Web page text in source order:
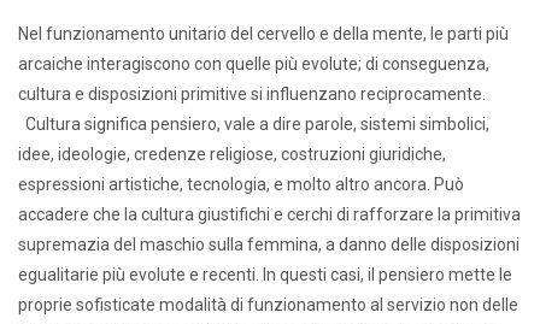
Nel funzionamento unitario del cervello e della mente, le parti più
arcaiche interagiscono con quelle più evolute; di conseguenza,
cultura e disposizioni primitive si influenzano reciprocamente.
Cultura significa pensiero, vale a dire parole, sistemi simbolici,
idee, ideologie, credenze religiose, costruzioni giuridiche,
espressioni artistiche, tecnologia, e molto altro ancora. Può
accadere che la cultura giustifichi e cerchi di rafforzare la primitiva
supremazia del maschio sulla femmina, a danno delle disposizioni
egualitarie più evolute e recenti. In questi casi, il pensiero mette le
proprie sofisticate modalità di funzionamento al servizio non delle